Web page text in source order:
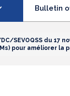
Bulletin
DC/SEVOQSS du
pour améliorer la